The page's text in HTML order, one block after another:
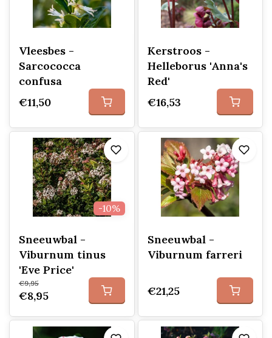
Vleesbes -
Sarcococca
confusa
€11,50
Kerstroos -
Helleborus 'Anna's
Red'
€16,53
-10%
Sneeuwbal -
Viburnum tinus
'Eve Price'
€9,95
€8,95
Sneeuwbal -
Viburnum farreri
€21,25